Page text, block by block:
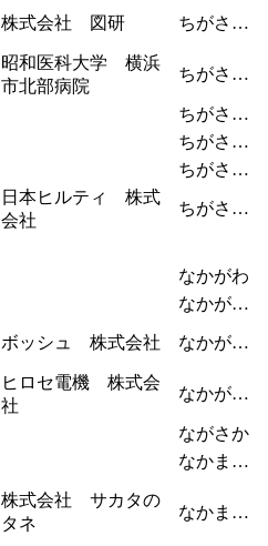
株式会社 図研 ちがさきちゅうおう
昭和医科大学 横浜
市北部病院
ちがさきちゅうおう
ちがさきちょう
ちがさきひがし
ちがさきみなみ
日本ヒルティ 株式
会社
ちがさきみなみ
なかがわ
なかがわちゅうおう
ボッシュ 株式会社 なかがわちゅうおう
ヒロセ電機 株式会
社
なかがわちゅうおう
ながさか
なかまちだい
株式会社 サカタの
タネ
なかまちだい